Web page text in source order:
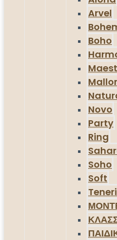
Arvel
Boho
Novo
Party
Ring
Soho
Soft